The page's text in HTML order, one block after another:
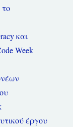
και
Week
έργου